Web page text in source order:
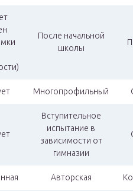
После начальной
школы
Многопрофильный
Вступительное
испытание в
зависимости от
гимназии
Авторская